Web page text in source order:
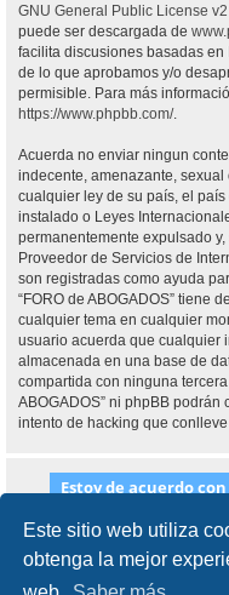
Este sitio web utiliza
obtenga la mejor
GNU General Public License
puede ser descargada de
facilita discusiones basadas en
de lo que aprobamos y/o
permisible. Para más
https://www.phpbb.com/.
Acuerda no enviar ningun
indecente, amenazante,
cualquier ley de su país, el país
instalado o Leyes
permanentemente expulsado
Proveedor de Servicios de
son registradas como ayuda
“FORO de ABOGADOS” tiene
cualquier tema en cualquier
usuario acuerda que cualquier
almacenada en una base de
compartida con ninguna
ABOGADOS” ni phpBB
intento de hacking que
Desarrollado por ® Forum